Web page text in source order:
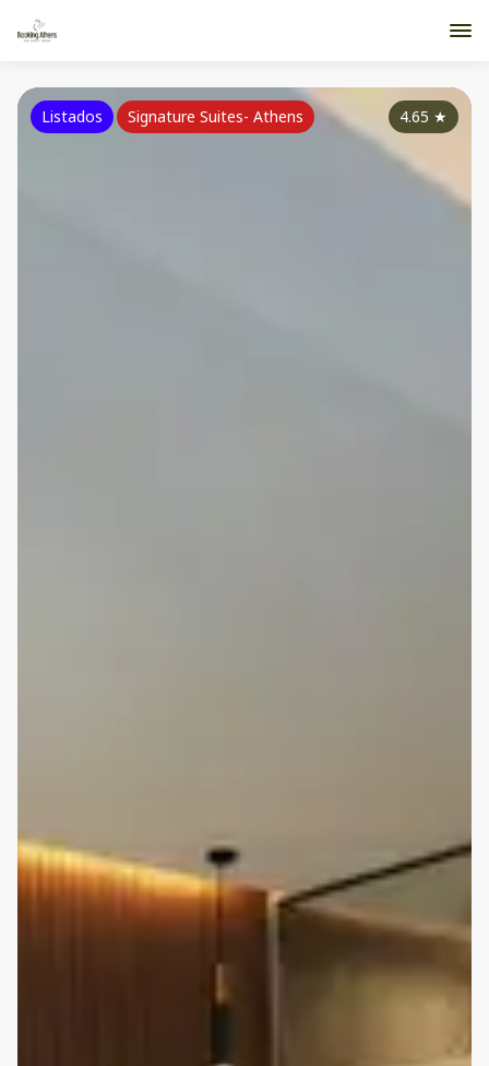
4.65 ★
Listados Signature Suites- Athens